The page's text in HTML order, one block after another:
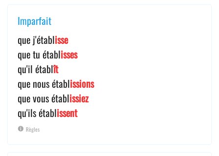
Imparfait
que j'établisse
que tu établisses
qu'il établît
que nous établissions
que vous établissiez
qu'ils établissent
Règles